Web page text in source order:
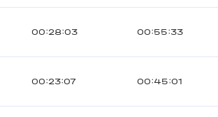
00:28:03 00:55:33
00:23:07 00:45:01